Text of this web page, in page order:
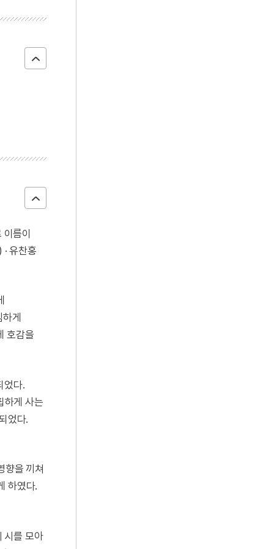
이름이
유찬홍
게
호감을
었다.
하게 사는
었다.
향을 끼쳐
하였다.
시를 모아